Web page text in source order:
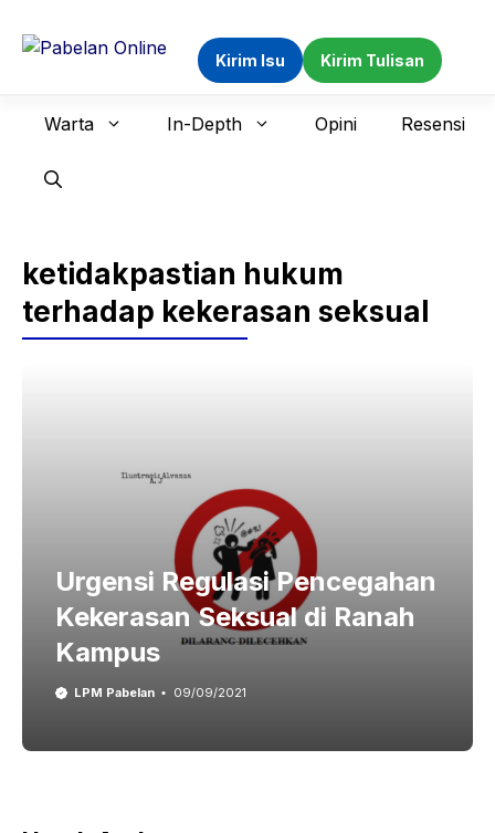
Kirim Isu Kirim Tulisan
Warta In-Depth Opini Resensi
ketidakpastian hukum
terhadap kekerasan seksual
Urgensi Regulasi Pencegahan
Kekerasan Seksual di Ranah
Kampus
LPM Pabelan 09/09/2021